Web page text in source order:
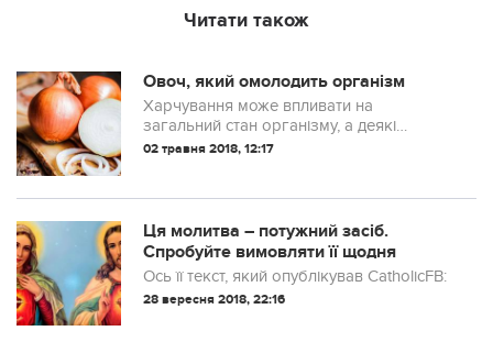
Читати також
Овоч, який омолодить організм
Харчування може впливати на
загальний стан організму, а деякі
продукти подарують молодість та
02 травня 2018, 12:17
Ця молитва – потужний засіб.
Спробуйте вимовляти її щодня
Ось її текст, який опублікував CatholicFB:
28 вересня 2018, 22:16